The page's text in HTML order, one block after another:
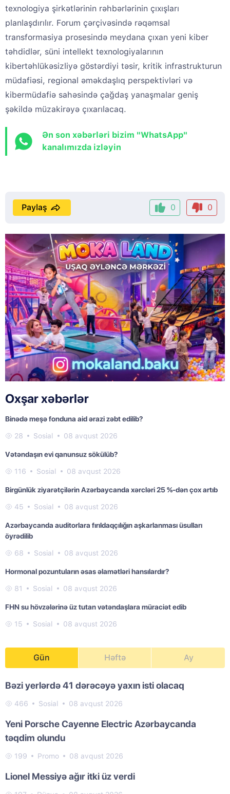
texnologiya şirkətlərinin rəhbərlərinin çıxışları
planlaşdırılır. Forum çərçivəsində rəqəmsal
transformasiya prosesində meydana çıxan yeni kiber
təhdidlər, süni intellekt texnologiyalarının
kibertəhlükəsizliyə göstərdiyi təsir, kritik infrastrukturun
müdafiəsi, regional əməkdaşlıq perspektivləri və
kibermüdafiə sahəsində çağdaş yanaşmalar geniş
şəkildə müzakirəyə çıxarılacaq.
Ən son xəbərləri bizim "WhatsApp"
kanalımızda izləyin
0 0
Paylaş
Oxşar xəbərlər
Binədə meşə fonduna aid ərazi zəbt edilib?
28 Sosial 08 avqust 2026
Vətəndaşın evi qanunsuz sökülüb?
116 Sosial 08 avqust 2026
Birgünlük ziyarətçilərin Azərbaycanda xərcləri 25 %-dən çox artıb
45 Sosial 08 avqust 2026
Azərbaycanda auditorlara fırıldaqçılığın aşkarlanması üsulları
öyrədilib
68 Sosial 08 avqust 2026
Hormonal pozuntuların əsas əlamətləri hansılardır?
81 Sosial 08 avqust 2026
FHN su hövzələrinə üz tutan vətəndaşlara müraciət edib
15 Sosial 08 avqust 2026
Gün Həftə Ay
Bəzi yerlərdə 41 dərəcəyə yaxın isti olacaq
466 Sosial 08 avqust 2026
Yeni Porsche Cayenne Electric Azərbaycanda
təqdim olundu
199 Promo 08 avqust 2026
Lionel Messiyə ağır itki üz verdi